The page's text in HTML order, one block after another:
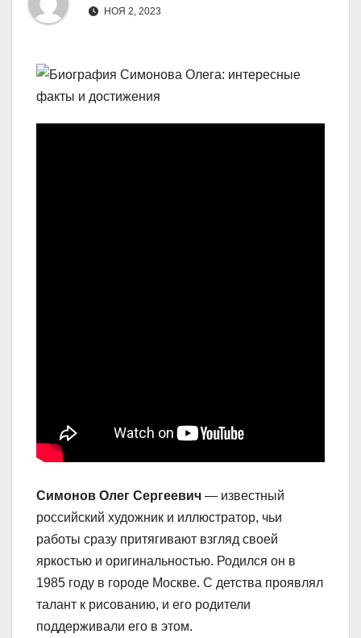
НОЯ 2, 2023
Симонов Олег Сергеевич — известный
российский художник и иллюстратор, чьи
работы сразу притягивают взгляд своей
яркостью и оригинальностью. Родился он в
1985 году в городе Москве. С детства проявлял
талант к рисованию, и его родители
поддерживали его в этом.